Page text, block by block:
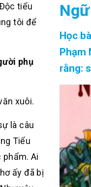
tiểu
tôi để
phụ
xuôi.
là câu
Tiểu
Ai
ấy đã bị
Học
Phạm
rằng:
là thái
có
đó là
lớn
yêu
vấn